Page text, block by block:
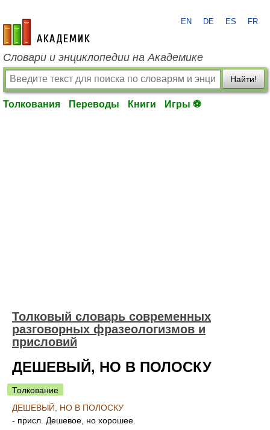
academic.ru
EN DE ES FR
Словари и энциклопедии на Академике
Найти!
Толкования Переводы Книги Игры ⚽
Толковый словарь современных
разговорных фразеологизмов и
присловий
ДЕШЕВЫЙ, НО В ПОЛОСКУ
Толкование
ДЕШЕВЫЙ, НО В ПОЛОСКУ
- присл. Дешевое, но хорошее.